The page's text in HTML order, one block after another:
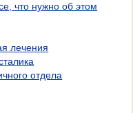
что нужно об этом
лечения
отдела